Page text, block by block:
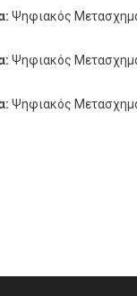
Ψηφιακός
Ψηφιακός
Ψηφιακός